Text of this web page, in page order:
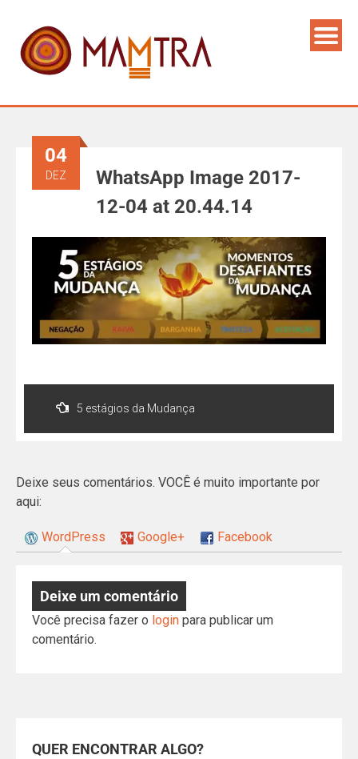
WhatsApp Image 2017-
12-04 at 20.44.14
04
DEZ
5 estágios da Mudança
Deixe seus comentários. VOCÊ é muito importante por
aqui:
WordPress Google+ Facebook
Deixe um comentário
Você precisa fazer o login para publicar um
comentário.
QUER ENCONTRAR ALGO?